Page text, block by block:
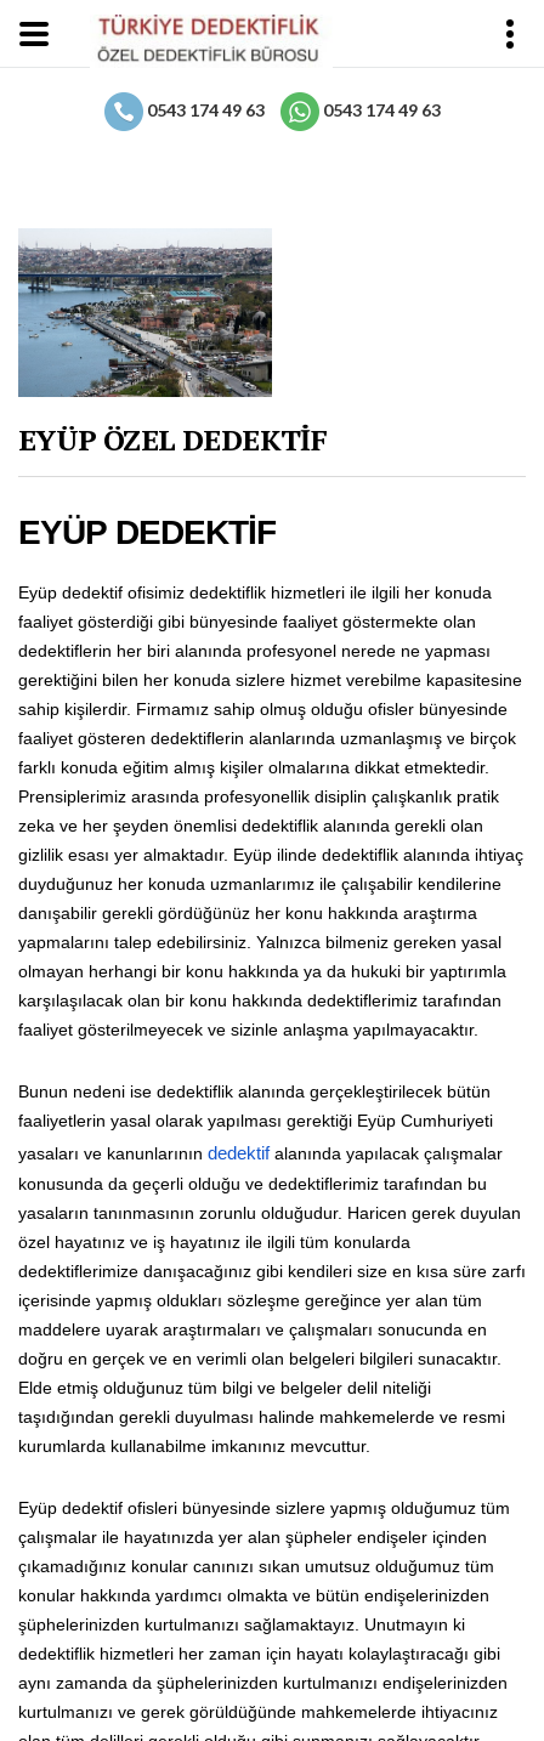
0543 174 49 63 0543 174 49 63
EYÜP ÖZEL DEDEKTİF
EYÜP DEDEKTİF
Eyüp dedektif ofisimiz dedektiflik hizmetleri ile ilgili her konuda
faaliyet gösterdiği gibi bünyesinde faaliyet göstermekte olan
dedektiflerin her biri alanında profesyonel nerede ne yapması
gerektiğini bilen her konuda sizlere hizmet verebilme kapasitesine
sahip kişilerdir. Firmamız sahip olmuş olduğu ofisler bünyesinde
faaliyet gösteren dedektiflerin alanlarında uzmanlaşmış ve birçok
farklı konuda eğitim almış kişiler olmalarına dikkat etmektedir.
Prensiplerimiz arasında profesyonellik disiplin çalışkanlık pratik
zeka ve her şeyden önemlisi dedektiflik alanında gerekli olan
gizlilik esası yer almaktadır. Eyüp ilinde dedektiflik alanında ihtiyaç
duyduğunuz her konuda uzmanlarımız ile çalışabilir kendilerine
danışabilir gerekli gördüğünüz her konu hakkında araştırma
yapmalarını talep edebilirsiniz. Yalnızca bilmeniz gereken yasal
olmayan herhangi bir konu hakkında ya da hukuki bir yaptırımla
karşılaşılacak olan bir konu hakkında dedektiflerimiz tarafından
faaliyet gösterilmeyecek ve sizinle anlaşma yapılmayacaktır.
Bunun nedeni ise dedektiflik alanında gerçekleştirilecek bütün
faaliyetlerin yasal olarak yapılması gerektiği Eyüp Cumhuriyeti
yasaları ve kanunlarının dedektifalanında yapılacak çalışmalar
konusunda da geçerli olduğu ve dedektiflerimiz tarafından bu
yasaların tanınmasının zorunlu olduğudur. Haricen gerek duyulan
özel hayatınız ve iş hayatınız ile ilgili tüm konularda
dedektiflerimize danışacağınız gibi kendileri size en kısa süre zarfı
içerisinde yapmış oldukları sözleşme gereğince yer alan tüm
maddelere uyarak araştırmaları ve çalışmaları sonucunda en
doğru en gerçek ve en verimli olan belgeleri bilgileri sunacaktır.
Elde etmiş olduğunuz tüm bilgi ve belgeler delil niteliği
taşıdığından gerekli duyulması halinde mahkemelerde ve resmi
kurumlarda kullanabilme imkanınız mevcuttur.
Eyüp dedektif ofisleri bünyesinde sizlere yapmış olduğumuz tüm
çalışmalar ile hayatınızda yer alan şüpheler endişeler içinden
çıkamadığınız konular canınızı sıkan umutsuz olduğumuz tüm
konular hakkında yardımcı olmakta ve bütün endişelerinizden
şüphelerinizden kurtulmanızı sağlamaktayız. Unutmayın ki
dedektiflik hizmetleri her zaman için hayatı kolaylaştıracağı gibi
aynı zamanda da şüphelerinizden kurtulmanızı endişelerinizden
kurtulmanızı ve gerek görüldüğünde mahkemelerde ihtiyacınız